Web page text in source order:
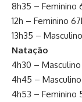
8h35 – Feminino
12h – Feminino
13h35 –
Natação
4h30 –
4h45 –
4h53 – Feminino